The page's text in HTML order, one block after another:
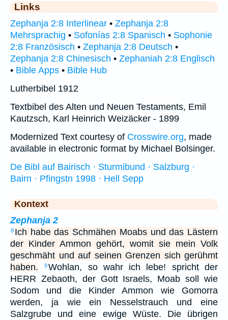
Links
Zephanja 2:8 Interlinear • Zephanja 2:8
Mehrsprachig • Sofonías 2:8 Spanisch • Sophonie
2:8 Französisch • Zephanja 2:8 Deutsch •
Zephanja 2:8 Chinesisch • Zephaniah 2:8 Englisch
• Bible Apps • Bible Hub
Lutherbibel 1912
Textbibel des Alten und Neuen Testaments, Emil
Kautzsch, Karl Heinrich Weizäcker - 1899
Modernized Text courtesy of Crosswire.org, made
available in electronic format by Michael Bolsinger.
De Bibl auf Bairisch · Sturmibund · Salzburg ·
Bairn · Pfingstn 1998 · Hell Sepp
Kontext
Zephanja 2
8 Ich habe das Schmähen Moabs und das Lästern
der Kinder Ammon gehört, womit sie mein Volk
geschmäht und auf seinen Grenzen sich gerühmt
haben.
9Wohlan, so wahr ich lebe! spricht der
HERR Zebaoth, der Gott Israels, Moab soll wie
Sodom und die Kinder Ammon wie Gomorra
werden, ja wie ein Nesselstrauch und eine
Salzgrube und eine ewige Wüste. Die übrigen